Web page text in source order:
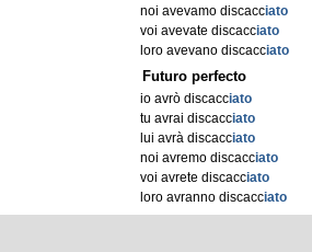
noi avevamo discacciato
voi avevate discacciato
loro avevano discacciato
Futuro perfecto
io avrò discacciato
tu avrai discacciato
lui avrà discacciato
noi avremo discacciato
voi avrete discacciato
loro avranno discacciato